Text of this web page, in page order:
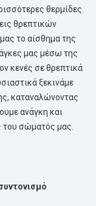
θερμίδες.
θρεπτικών
το αίσθημα της
μας μέσω της
κενές σε θρεπτικά
ξεκινάμε
καταναλώνοντας
ανάγκη και
του σώματός μας.